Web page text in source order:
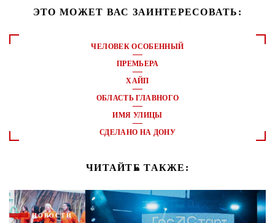
ЭТО МОЖЕТ ВАС ЗАИНТЕРЕСОВАТЬ:
ЧЕЛОВЕК ОСОБЕННЫЙ
ПРЕМЬЕРА
ХАЙП
ОБЛАСТЬ ГЛАВНОГО
ИМЯ УЛИЦЫ
СДЕЛАНО НА ДОНУ
ЧИТАЙТЕ ТАКЖЕ:
НОВОСТИ